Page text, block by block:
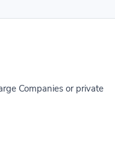
Companies or private